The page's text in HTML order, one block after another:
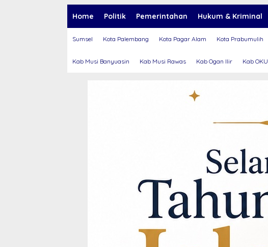
Home Politik Pemerintahan Hukum & Kriminal
Sumsel Kota Palembang Kota Pagar Alam Kota Prabumulih
Kab Musi Banyuasin Kab Musi Rawas Kab Ogan Ilir Kab OKU